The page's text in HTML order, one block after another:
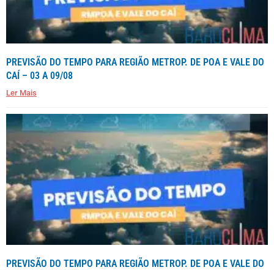
PREVISÃO DO TEMPO PARA REGIÃO METROP. DE POA E VALE DO
CAÍ – 03 A 09/08
Ler Mais
PREVISÃO DO TEMPO PARA REGIÃO METROP. DE POA E VALE DO